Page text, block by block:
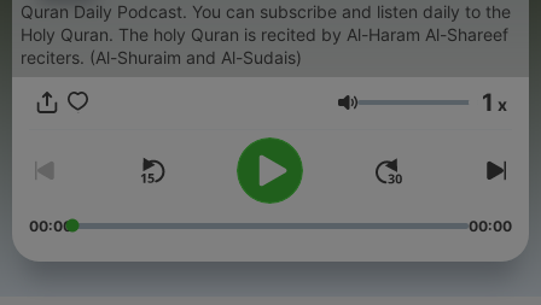
Quran Daily Podcast. You can subscribe and listen daily to the
Holy Quran. The holy Quran is recited by Al-Haram Al-Shareef
reciters. (Al-Shuraim and Al-Sudais)
Volumen 1 x
00:00 00:00